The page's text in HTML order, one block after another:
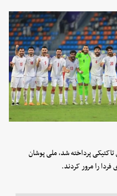
تاکتیکی پرداخته شد، ملی پوشان
را مرور کردند.